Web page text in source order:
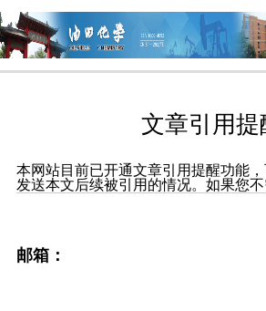
文章引用提
本网站目前已开通文章引用提醒功能
发送本文后续被引用的情况。如果您不
邮箱：